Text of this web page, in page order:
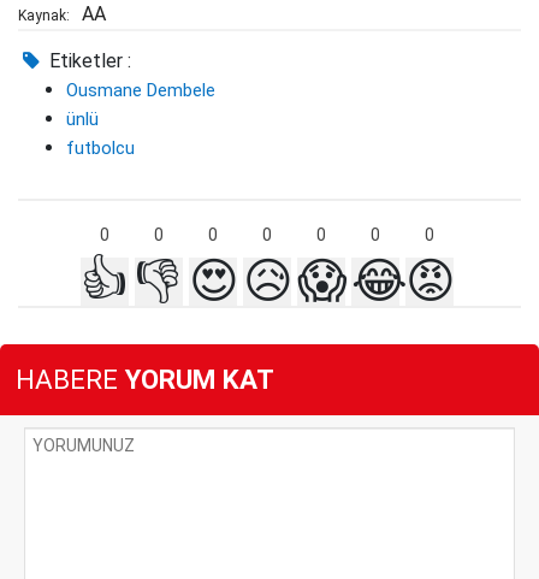
Kaynak: AA
Etiketler :
Ousmane Dembele
ünlü
futbolcu
0 0 0 0 0 0 0
👍 👎 😍😥😱😂😡
HABERE YORUM KAT